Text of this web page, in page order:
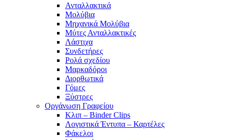
Ανταλλακτικά
Μολύβια
Μηχανικά Μολύβια
Μύτες Ανταλλακτικές
Λάστιχα
Συνδετήρες
Ρολά σχεδίου
Μαρκαδόροι
Διορθωτικά
Γόμες
Ξύστρες
Οργάνωση Γραφείου
Κλιπ – Binder Clips
Λογιστικά Έντυπα – Καρτέλες
Φάκελοι